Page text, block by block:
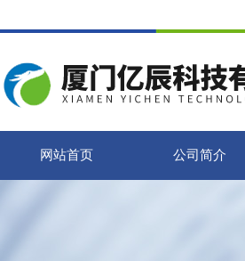
网站首页 公司简介